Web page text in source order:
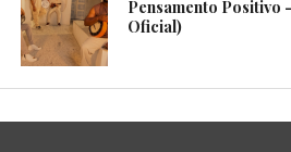
Pensamento Positivo
Oficial)